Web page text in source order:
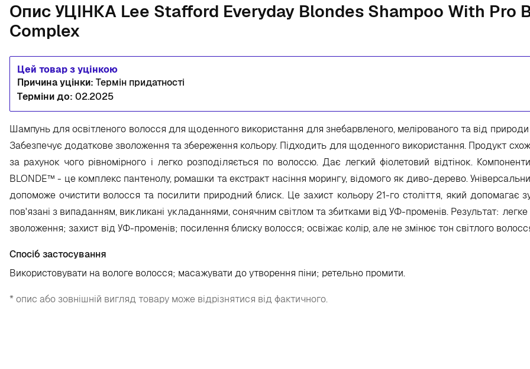
Опис УЦІНКА Lee Stafford Everyday Blondes Shampoo With Pro
Complex
Цей товар з уцінкою
Причина уцінки: Термін придатності
Терміни до: 02.2025
Шампунь для освітленого волосся для щоденного використання для знебарвленого, мелірованого та від природи
Забезпечує додаткове зволоження та збереження кольору. Підходить для щоденного використання. Продукт
за рахунок чого рівномірного і легко розподіляється по волоссю. Дає легкий фіолетовий відтінок.
BLONDE™ - це комплекс пантенолу, ромашки та екстракт насіння морингу, відомого як диво-дерево.
допоможе очистити волосся та посилити природний блиск. Це захист кольору 21-го століття, який допомагає
пов'язані з випаданням, викликані укладаннями, сонячним світлом та збитками від УФ-променів. Результат:
зволоження; захист від УФ-променів; посилення блиску волосся; освіжає колір, але не змінює тон світлого
Спосіб застосування
Використовувати на вологе волосся; масажувати до утворення піни; ретельно промити.
* опис або зовнішній вигляд товару може відрізнятися від фактичного.